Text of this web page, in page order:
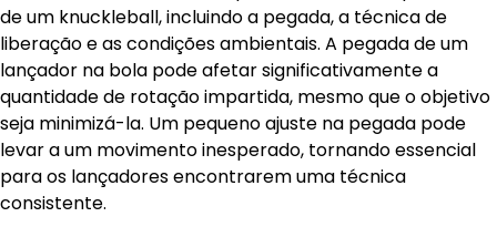
de um knuckleball, incluindo a pegada, a técnica de
liberação e as condições ambientais. A pegada de um
lançador na bola pode afetar significativamente a
quantidade de rotação impartida, mesmo que o objetivo
seja minimizá-la. Um pequeno ajuste na pegada pode
levar a um movimento inesperado, tornando essencial
para os lançadores encontrarem uma técnica
consistente.